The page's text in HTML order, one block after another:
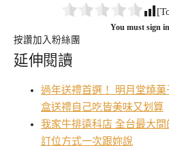
You must sign
按讚加入粉絲團
延伸閱讀
過年送禮首選！ 明月堂燒
盒送禮自己吃皆美味又划算
我家牛排遠科店 全台最大
訂位方式一次跟妳說